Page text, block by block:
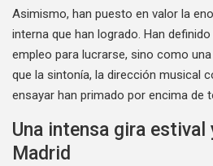
Asimismo, han puesto en valor la
interna que han logrado. Han
empleo para lucrarse, sino como
que la sintonía, la dirección musical
ensayar han primado por encima de
Una intensa gira estival
Madrid